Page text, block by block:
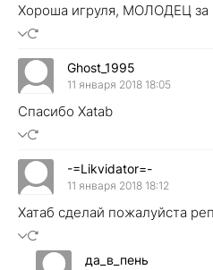
Хороша игруля, МОЛОДЕЦ за
Ghost_1995
11 января 2018 18:05
Спасибо Xatab
-=Likvidator=-
11 января 2018 18:12
Хатаб сделай пожалуйста
да_в_пень